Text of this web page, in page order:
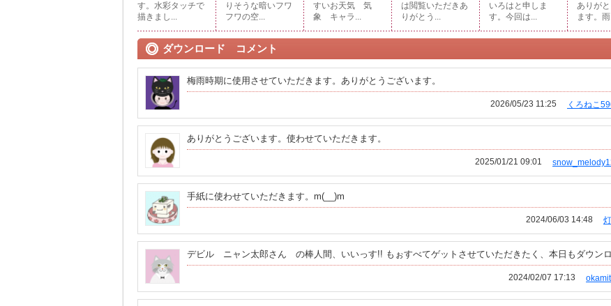
す。水彩タッチで
描きまし...
りそうな暗いフワ
フワの空...
すいお天気 気
象 キャラ...
は閲覧いただきあ
りがとう...
いろはと申しま
す。今回は...
ありが
ます。
ダウンロード コメント
梅雨時期に使用させていただきます。ありがとうございます。
くろねこ
2026/05/23 11:25
ありがとうございます。使わせていただきます。
2025/01/21 09:01
手紙に使わせていただきます。m(__)m
2024/06/03 14:48
デビル ニャン太郎さん の棒人間、いいっす!! もぉすべてゲットさせていただきたく、本日もダウン
2024/02/07 17:13